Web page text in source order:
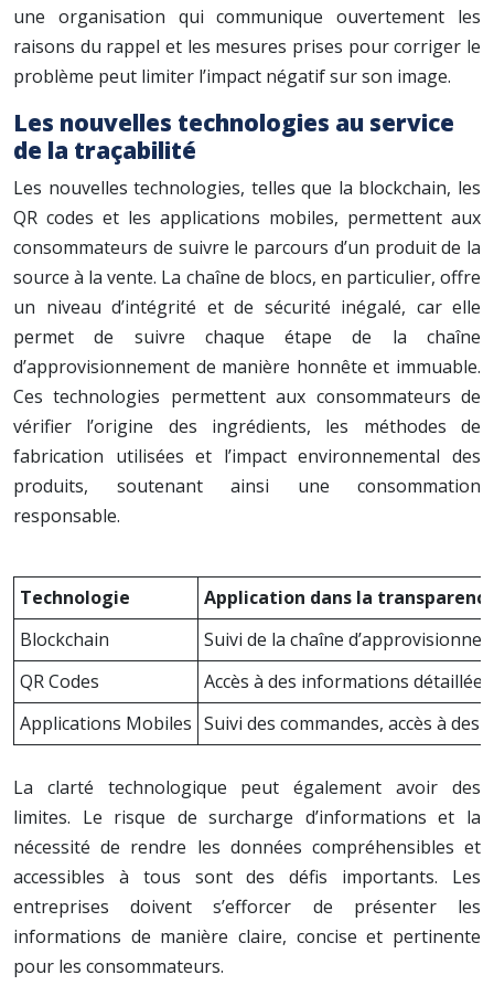
une organisation qui communique ouvertement les
raisons du rappel et les mesures prises pour corriger le
problème peut limiter l’impact négatif sur son image.
Les nouvelles technologies au service
de la traçabilité
Les nouvelles technologies, telles que la blockchain, les
QR codes et les applications mobiles, permettent aux
consommateurs de suivre le parcours d’un produit de la
source à la vente. La chaîne de blocs, en particulier, offre
un niveau d’intégrité et de sécurité inégalé, car elle
permet de suivre chaque étape de la chaîne
d’approvisionnement de manière honnête et immuable.
Ces technologies permettent aux consommateurs de
vérifier l’origine des ingrédients, les méthodes de
fabrication utilisées et l’impact environnemental des
produits, soutenant ainsi une consommation
responsable.
Technologie
Application dans la
Blockchain
Suivi de la chaîne
QR Codes
Accès à des informations
Applications Mobiles Suivi des commandes, accès à
La clarté technologique peut également avoir des
limites. Le risque de surcharge d’informations et la
nécessité de rendre les données compréhensibles et
accessibles à tous sont des défis importants. Les
entreprises doivent s’efforcer de présenter les
informations de manière claire, concise et pertinente
pour les consommateurs.